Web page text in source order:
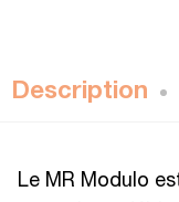
Description
Le MR Modulo